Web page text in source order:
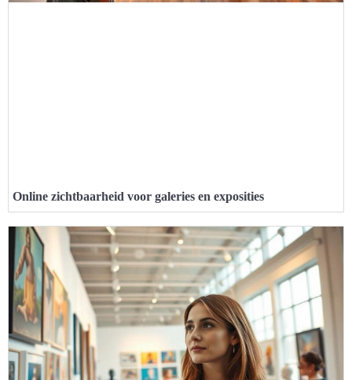
Online zichtbaarheid voor galeries en exposities